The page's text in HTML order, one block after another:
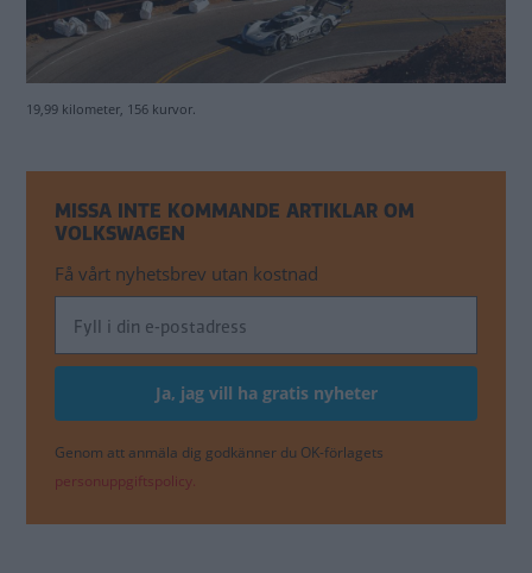
19,99 kilometer, 156 kurvor.
MISSA INTE KOMMANDE ARTIKLAR OM
VOLKSWAGEN
Få vårt nyhetsbrev utan kostnad
Genom att anmäla dig godkänner du OK-förlagets
personuppgiftspolicy.